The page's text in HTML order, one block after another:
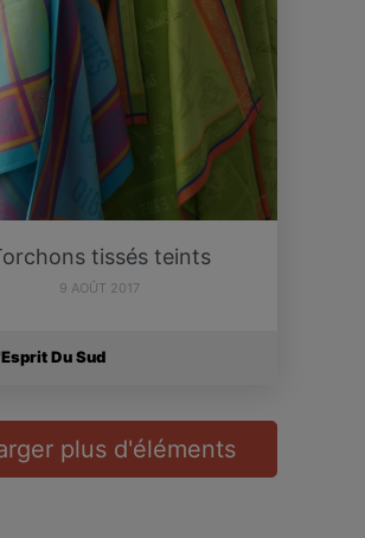
tissés teints
9 AOÛT 2017
Du Sud
plus d'éléments